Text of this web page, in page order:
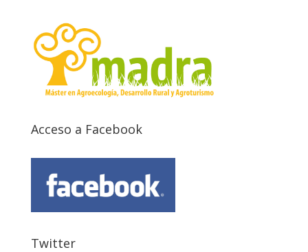
Acceso a Facebook
Twitter